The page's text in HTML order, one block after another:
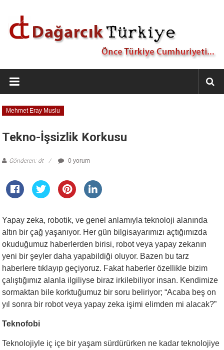
Dağarcık
Türkiye
Önce
Türkiye
Cumhuriyeti…
Mehmet Eray Muslu
Tekno-İşsizlik Korkusu
Gönderen: dt 0 yorum
Yapay zeka, robotik, ve genel anlamıyla teknoloji alanında
altın bir çağ yaşanıyor. Her gün bilgisayarımızı açtığımızda
okuduğumuz haberlerden birisi, robot veya yapay zekanın
yeni bir şeyler daha yapabildiği oluyor. Bazen bu tarz
haberlere tıklayıp geçiyoruz. Fakat haberler özellikle bizim
çalıştığımız alanla ilgiliyse biraz irkilebiliyor insan. Kendimize
sormaktan bile korktuğumuz bir soru beliriyor; “Acaba beş on
yıl sonra bir robot veya yapay zeka işimi elimden mi alacak?”
Teknofobi
Teknolojiyle iç içe bir yaşam sürdürürken ne kadar teknolojiye